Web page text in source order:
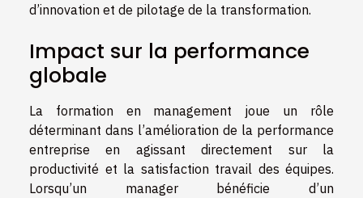
d’innovation et de pilotage de la transformation.
Impact sur la performance
globale
La formation en management joue un rôle
déterminant dans l’amélioration de la performance
entreprise en agissant directement sur la
productivité et la satisfaction travail des équipes.
Lorsqu’un manager bénéficie d’un